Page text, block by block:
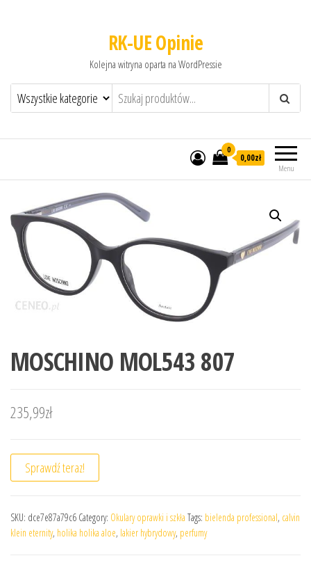
RK-UE Opinie
Kolejna witryna oparta na WordPressie
Menu
0
0,00zł
MOSCHINO MOL543 807
235,99zł
Sprawdź teraz!
SKU: dce7e87a79c6 Category: Okulary oprawki i szkła Tags: bielenda professional, calvin
klein eternity, holika holika aloe, lakier hybrydowy, perfumy